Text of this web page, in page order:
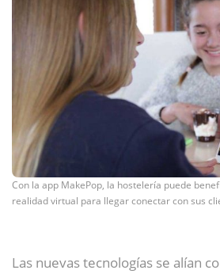
Con la app MakePop, la hostelería puede
realidad virtual para llegar conectar con sus
Las nuevas tecnologías se alían